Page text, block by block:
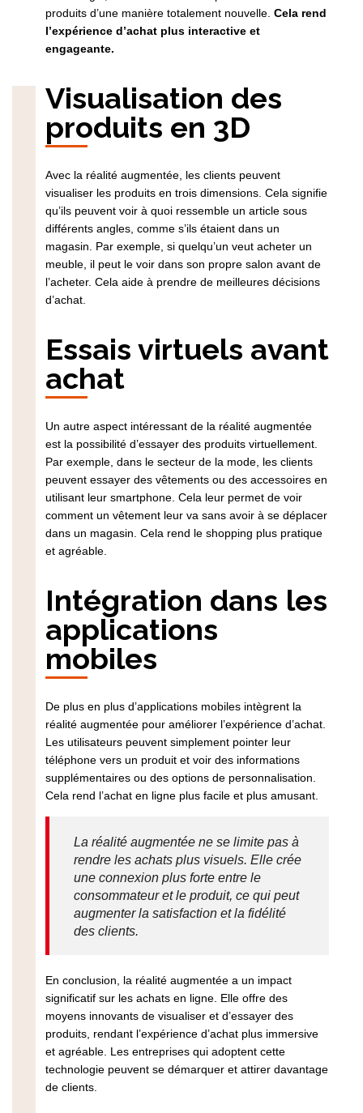
produits d’une manière totalement nouvelle. Cela rend
l’expérience d’achat plus interactive et
engageante.
Visualisation des
produits en 3D
Avec la réalité augmentée, les clients peuvent
visualiser les produits en trois dimensions. Cela signifie
qu’ils peuvent voir à quoi ressemble un article sous
différents angles, comme s’ils étaient dans un
magasin. Par exemple, si quelqu’un veut acheter un
meuble, il peut le voir dans son propre salon avant de
l’acheter. Cela aide à prendre de meilleures décisions
d’achat.
Essais virtuels avant
achat
Un autre aspect intéressant de la réalité augmentée
est la possibilité d’essayer des produits virtuellement.
Par exemple, dans le secteur de la mode, les clients
peuvent essayer des vêtements ou des accessoires en
utilisant leur smartphone. Cela leur permet de voir
comment un vêtement leur va sans avoir à se déplacer
dans un magasin. Cela rend le shopping plus pratique
et agréable.
Intégration dans les
applications
mobiles
De plus en plus d’applications mobiles intègrent la
réalité augmentée pour améliorer l’expérience d’achat.
Les utilisateurs peuvent simplement pointer leur
téléphone vers un produit et voir des informations
supplémentaires ou des options de personnalisation.
Cela rend l’achat en ligne plus facile et plus amusant.
La réalité augmentée ne se limite pas à
rendre les achats plus visuels. Elle crée
une connexion plus forte entre le
consommateur et le produit, ce qui peut
augmenter la satisfaction et la fidélité
des clients.
En conclusion, la réalité augmentée a un impact
significatif sur les achats en ligne. Elle offre des
moyens innovants de visualiser et d’essayer des
produits, rendant l’expérience d’achat plus immersive
et agréable. Les entreprises qui adoptent cette
technologie peuvent se démarquer et attirer davantage
de clients.